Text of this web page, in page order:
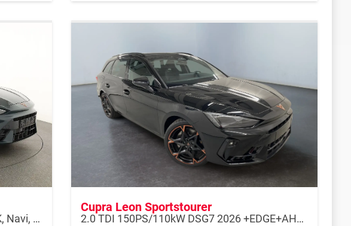
2.0 TSI 150 kW 4Drive DSG 4Drive, AHK, Navi, Side, Matrix, el. Klappe, 18-Zoll, 5 J.-Garantie
Cupra Leon Sportstourer
2.0 TDI 150PS/110kW DSG7 2026 +EDGE+AHK+DYNAMIC DESIGN+INTEL. DRIVE+ERW. GARANTIE+NOTRAD